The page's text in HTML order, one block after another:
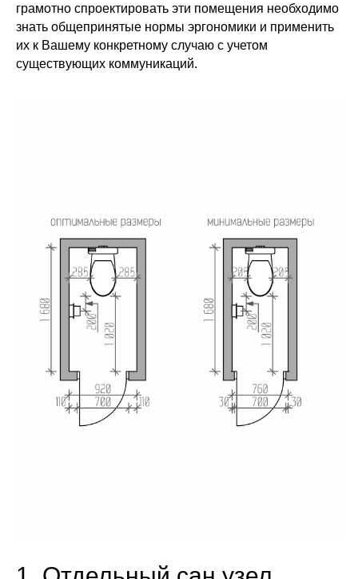
грамотно спроектировать эти помещения необходимо
знать общепринятые нормы эргономики и применить
их к Вашему конкретному случаю с учетом
существующих коммуникаций.